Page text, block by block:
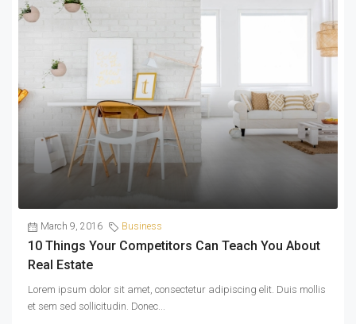
March 9, 2016 Business
10 Things Your Competitors Can Teach You About
Real Estate
Lorem ipsum dolor sit amet, consectetur adipiscing elit. Duis mollis
et sem sed sollicitudin. Donec...